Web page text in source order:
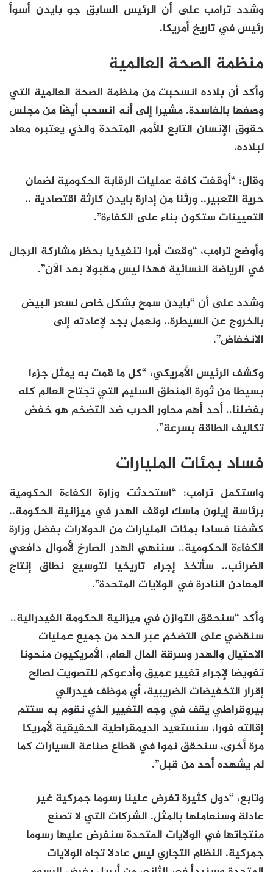
وشدد ترامب على أن الرئيس السابق جو بايدن أسوأ
رئيس في تاريخ أمريكا.
منظمة الصحة العالمية
وأكد أن بلاده انسحبت من منظمة الصحة العالمية التي
وصفها بالفاسدة. مشيرا إلى أنه انسحب أيضًا من مجلس
حقوق الإنسان التابع للأمم المتحدة والذي يعتبره معاد
لبلاده.
وقال: “أوقفت كافة عمليات الرقابة الحكومية لضمان
حرية التعبير.. ورثنا من إدارة بايدن كارثة اقتصادية ..
التعيينات ستكون بناء على الكفاءة”.
وأوضح ترامب، “وقعت أمرا تنفيذيا بحظر مشاركة الرجال
في الرياضة النسائية فهذا ليس مقبولا بعد الآن”.
وشدد على أن “بايدن سمح بشكل خاص لسعر البيض
بالخروج عن السيطرة.. ونعمل بجد لإعادته إلى
الانخفاض”.
وكشف الرئيس الأمريكي، “كل ما قمت به يمثل جزءا
بسيطا من ثورة المنطق السليم التي تجتاح العالم كله
بفضلنا.. أحد أهم محاور الحرب ضد التضخم هو خفض
تكاليف الطاقة بسرعة”.
فساد بمئات المليارات
واستكمل ترامب: “استحدثت وزارة الكفاءة الحكومية
برئاسة إيلون ماسك لوقف الهدر في ميزانية الحكومة..
كشفنا فسادا بمئات المليارات من الدولارات بفضل وزارة
الكفاءة الحكومية.. سننهي الهدر الصارخ لأموال دافعي
الضرائب.. سأتخذ إجراء تاريخيا لتوسيع نطاق إنتاج
المعادن النادرة في الولايات المتحدة”.
وأكد “سنحقق التوازن في ميزانية الحكومة الفيدرالية..
سنقضي على التضخم عبر الحد من جميع عمليات
الاحتيال والهدر وسرقة المال العام، الأمريكيون منحونا
تفويضا لإجراء تغيير عميق وأدعوكم للتصويت لصالح
إقرار التخفيضات الضريبية، أي موظف فيدرالي
بيروقراطي يقف في وجه التغيير الذي نقوم به ستتم
إقالته فورا، سنستعيد الديمقراطية الحقيقية لأمريكا
مرة أخرى، سنحقق نموا في قطاع صناعة السيارات كما
لم يشهده أحد من قبل”.
وتابع، “دول كثيرة تفرض علينا رسوما جمركية غير
عادلة وسنعاملها بالمثل. الشركات التي لا تصنع
منتجاتها في الولايات المتحدة سنفرض عليها رسوما
جمركية. النظام التجاري ليس عادلا تجاه الولايات